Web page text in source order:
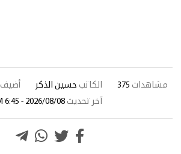
مشاهدات 375 الكاتب حسين الذكر أضيف
آخر تحديث 2026/08/08 - 6:45 AM